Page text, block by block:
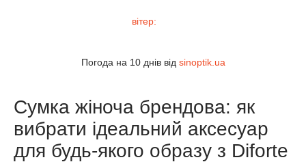
вітер:
Погода на 10 днів від sinoptik.ua
Сумка жіноча брендова: як
вибрати ідеальний аксесуар
для будь-якого образу з Diforte